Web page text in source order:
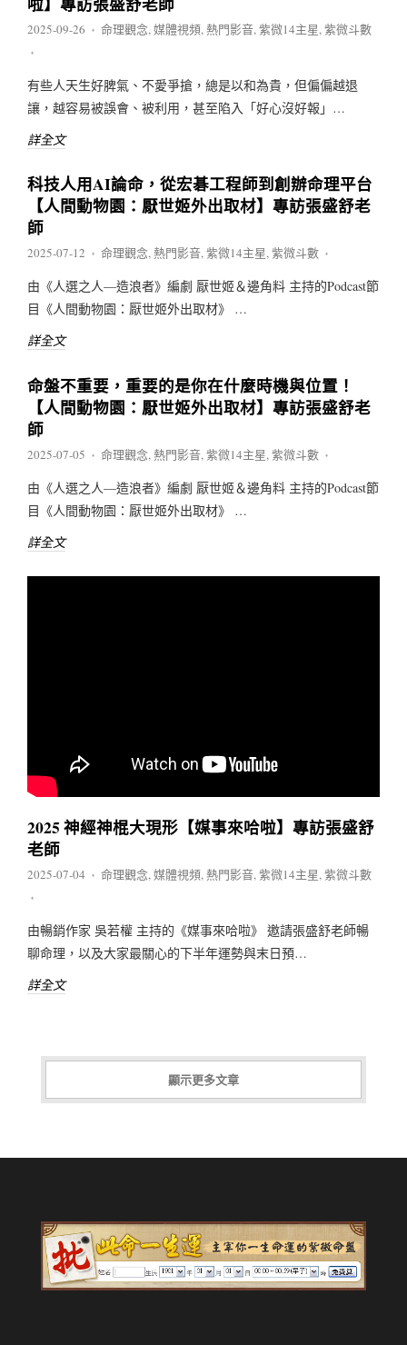
2025-09-26 ♦ 命理觀念,媒體視頻, 熱門影音,紫微14主星,紫微斗數
♦
有些人天生好脾氣、不愛爭搶，總是以和為貴，但偏偏越退
讓，越容易被誤會、被利用，甚至陷入「好心沒好報」…
詳全文
科技人用AI論命，從宏碁工程師到創辦命理平台
【人間動物園：厭世姬外出取材】專訪張盛舒老
師
2025-07-12 ♦ 命理觀念, 熱門影音,紫微14主星,紫微斗數 ♦
由《人選之人—造浪者》編劇 厭世姬＆邊角料 主持的Podcast節
目《人間動物園：厭世姬外出取材》 …
詳全文
命盤不重要，重要的是你在什麼時機與位置！
【人間動物園：厭世姬外出取材】專訪張盛舒老
師
2025-07-05 ♦ 命理觀念, 熱門影音,紫微14主星,紫微斗數 ♦
由《人選之人—造浪者》編劇 厭世姬＆邊角料 主持的Podcast節
目《人間動物園：厭世姬外出取材》 …
詳全文
2025 神經神棍大現形【媒事來哈啦】專訪張盛舒
老師
2025-07-04 ♦ 命理觀念,媒體視頻, 熱門影音,紫微14主星,紫微斗數
♦
由暢銷作家 吳若權 主持的《媒事來哈啦》 邀請張盛舒老師暢
聊命理，以及大家最關心的下半年運勢與末日預…
詳全文
顯示更多文章